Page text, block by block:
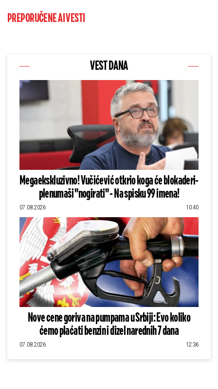
PREPORUČENE AI VESTI
VEST DANA
Megaekskluzivno! Vučićević otkrio koga će blokaderi-
plenumaši "nogirati" - Na spisku 99 imena!
07.08.2026 10:40
Nove cene goriva na pumpama u Srbiji: Evo koliko
ćemo plaćati benzin i dizel narednih 7 dana
07.08.2026 12:36